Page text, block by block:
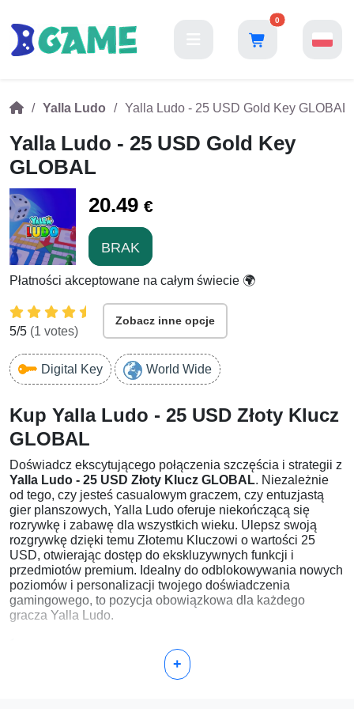
0
Yalla Ludo Yalla Ludo - 25 USD Gold Key GLOBAL
Yalla Ludo - 25 USD Gold Key
GLOBAL
20.49 €
BRAK
Płatności akceptowane na całym świecie 🌍
5/5 (1 votes)
Zobacz inne opcje
Digital Key World Wide
Kup Yalla Ludo - 25 USD Złoty Klucz
GLOBAL
Doświadcz ekscytującego połączenia szczęścia i strategii z
Yalla Ludo - 25 USD Złoty Klucz GLOBAL. Niezależnie
od tego, czy jesteś casualowym graczem, czy entuzjastą
gier planszowych, Yalla Ludo oferuje niekończącą się
rozrywkę i zabawę dla wszystkich wieku. Ulepsz swoją
rozgrywkę dzięki temu Złotemu Kluczowi o wartości 25
USD, otwierając dostęp do ekskluzywnych funkcji i
przedmiotów premium. Idealny do odblokowywania nowych
poziomów i personalizacji twojego doświadczenia
gamingowego, to pozycja obowiązkowa dla każdego
gracza Yalla Ludo.
Dlaczego warto wybrać Yalla Ludo - 25 USD Złoty
+